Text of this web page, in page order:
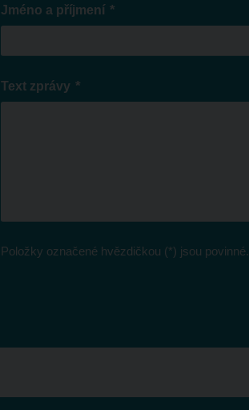
Jméno a příjmení *
Text zprávy *
Položky označené hvězdičkou (*) jsou povinné.